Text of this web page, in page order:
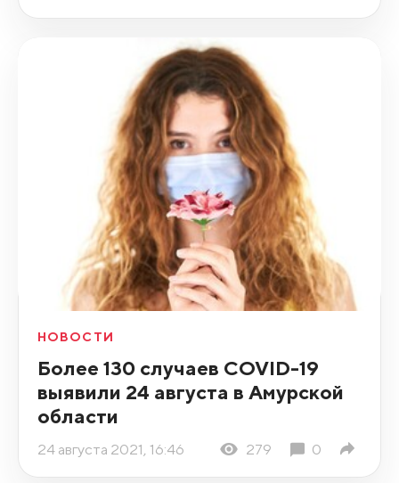
НОВОСТИ
Более 130 случаев COVID-19
выявили 24 августа в Амурской
области
24 августа 2021, 16:46 279 0